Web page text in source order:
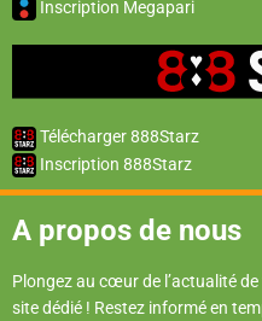
Inscription Megapari
Télécharger 888Starz
Inscription 888Starz
A propos de nous
Plongez au cœur de l’actualité
site dédié ! Restez informé en